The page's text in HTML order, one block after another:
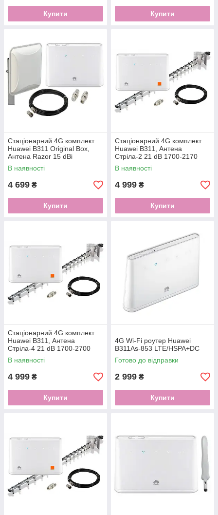
Купити Купити
Стаціонарний 4G комплект
Huawei B311 Original Box,
Антена Razor 15 dBi
В наявності
4 699 ₴
Купити
Стаціонарний 4G комплект
Huawei B311, Антена
Стріла-2 21 dB 1700-2170
МГц
В наявності
4 999 ₴
Купити
Стаціонарний 4G комплект
Huawei B311, Антена
Стріла-4 21 dB 1700-2700
МГц
В наявності
4 999 ₴
Купити
4G Wi-Fi роутер Huawei
B311As-853 LTE/HSPA+DC
Готово до відправки
2 999 ₴
Купити